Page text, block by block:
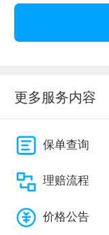
更多服务内容
保单查询
理赔流程
价格公告